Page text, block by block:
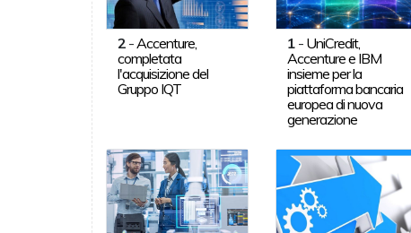
2- Accenture,
completata
l'acquisizione del
Gruppo IQT
1 - UniCredit,
Accenture e IBM
insieme per la
piattaforma bancaria
europea di nuova
generazione